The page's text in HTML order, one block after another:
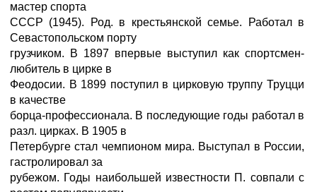
мастер спорта
СССР (1945). Род. в крестьянской семье. Работал в
Севастопольском порту
грузчиком. В 1897 впервые выступил как спортсмен-
любитель в цирке в
Феодосии. В 1899 поступил в цирковую труппу Труцци
в качестве
борца-профессионала. В последующие годы работал в
разл. цирках. В 1905 в
Петербурге стал чемпионом мира. Выступал в России,
гастролировал за
рубежом. Годы наибольшей известности П. совпали с